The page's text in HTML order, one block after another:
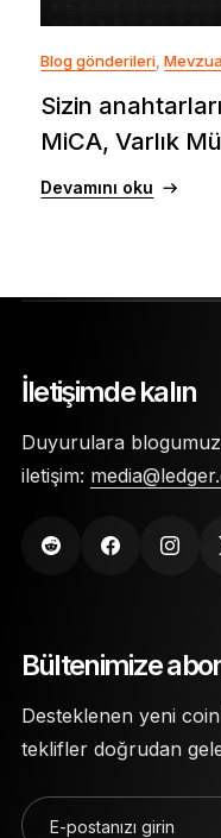
Blog gönderileri ,
Sizin
MiCA, Varlık
Devamını oku
İletişimde kalın
Duyurulara
iletişim:
Bültenimize
Desteklenen yeni
teklifler doğrudan
E-postanızı girin